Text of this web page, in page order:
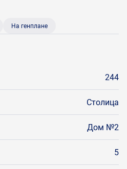
На генплане
244
Столица
Дом №2
5